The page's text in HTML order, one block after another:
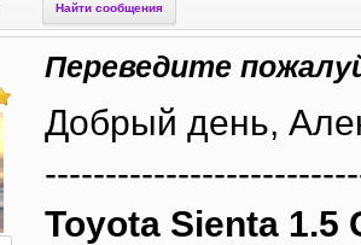
Найти сообщения
Переведите
Добрый день,
Toyota Sienta 1.5